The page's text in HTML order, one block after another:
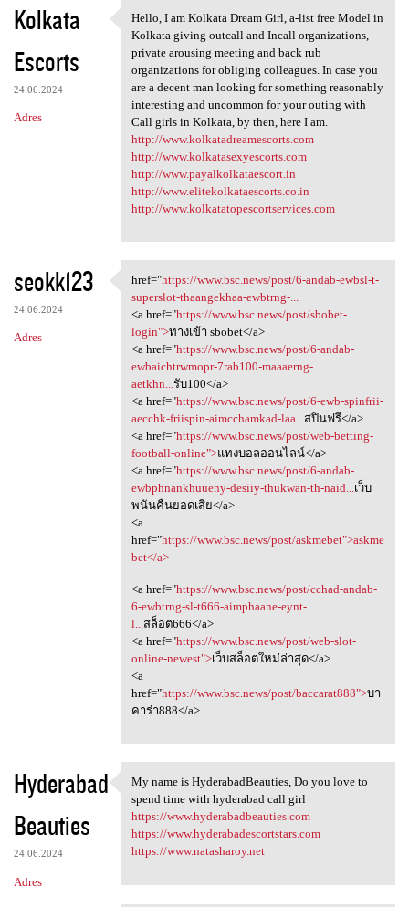
Kolkata
Escorts
24.06.2024
Adres
Hello, I am Kolkata Dream
Hello, I am Kolkata Dream Girl, a-list free Model in
Kolkata giving outcall and Incall organizations,
private arousing meeting and back rub
organizations for obliging colleagues. In case you
are a decent man looking for something reasonably
interesting and uncommon for your outing with
Call girls in Kolkata, by then, here I am.
http://www.kolkatadreamescorts.com
http://www.kolkatasexyescorts.com
http://www.payalkolkataescort.in
http://www.elitekolkataescorts.co.in
http://www.kolkatatopescortservices.com
seokk123
24.06.2024
Adres
href="https://www.bsc.news
href="https://www.bsc.news/post/6-andab-ewbsl-t-
superslot-thaangekhaa-ewbtrng-...
<a href="https://www.bsc.news/post/sbobet-
login">ทางเข้า sbobet</a>
<a href="https://www.bsc.news/post/6-andab-
ewbaichtrwmopr-7rab100-maaaerng-
aetkhn...รับ100</a>
<a href="https://www.bsc.news/post/6-ewb-spinfrii-
aecchk-friispin-aimcchamkad-laa...สปินฟรี</a>
<a href="https://www.bsc.news/post/web-betting-
football-online">แทงบอลออนไลน์</a>
<a href="https://www.bsc.news/post/6-andab-
ewbphnankhuueny-desiiy-thukwan-th-naid...เว็บ
พนันคืนยอดเสีย</a>
<a
href="https://www.bsc.news/post/askmebet">askme
bet</a>
<a href="https://www.bsc.news/post/cchad-andab-
6-ewbtrng-sl-t666-aimphaane-eynt-
l... สล็อต666</a>
<a href="https://www.bsc.news/post/web-slot-
online-newest">เว็บสล็อตใหม่ล่าสุด</a>
<a
href="https://www.bsc.news/post/baccarat888">บา
คาร่า888</a>
Hyderabad
Beauties
24.06.2024
Adres
My name is HyderabadBeauties,
My name is HyderabadBeauties, Do you love to
spend time with hyderabad call girl
https://www.hyderabadbeauties.com
https://www.hyderabadescortstars.com
https://www.natasharoy.net